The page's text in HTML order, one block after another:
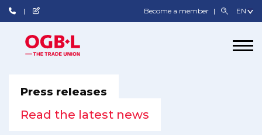
Become a member
Press releases
Read the latest news